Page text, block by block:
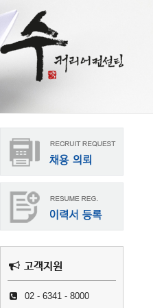
고객지원
02 - 6341 - 8000